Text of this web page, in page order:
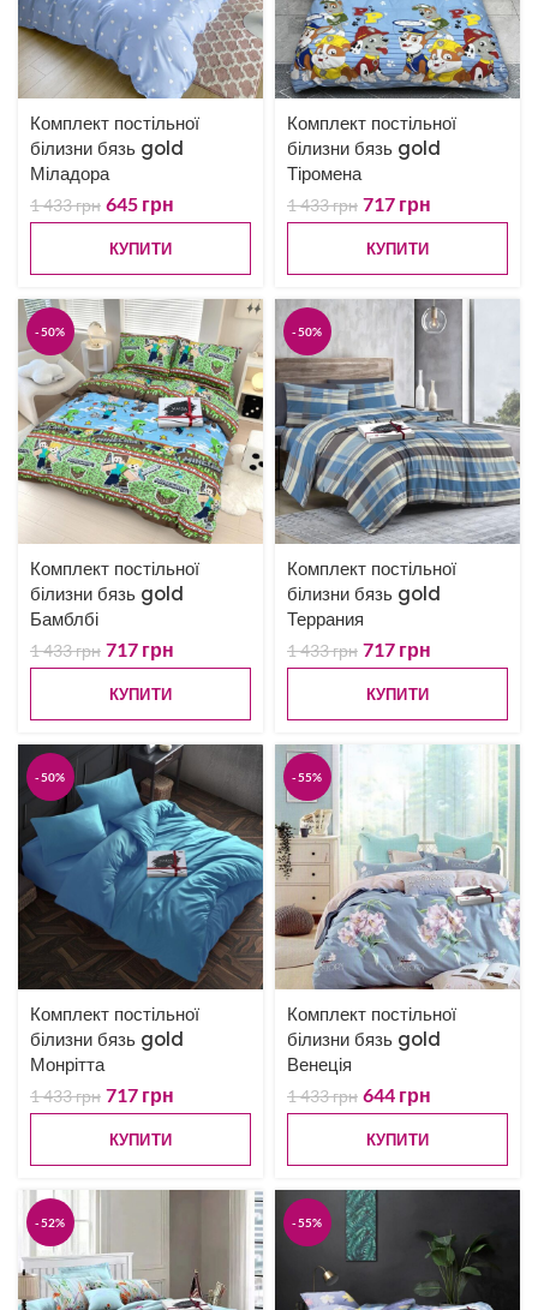
Комплект постільної
білизни бязь gold
Міладора
1 433грн 645 грн
КУПИТИ
Комплект постільної
білизни бязь gold
Тіромена
1 433грн 717 грн
КУПИТИ
-50%
Комплект постільної
білизни бязь gold
Бамблбі
1 433грн 717 грн
КУПИТИ
-50%
Комплект постільної
білизни бязь gold
Террания
1 433грн 717 грн
КУПИТИ
-50%
Комплект постільної
білизни бязь gold
Монрітта
1 433грн 717 грн
КУПИТИ
-55%
Комплект постільної
білизни бязь gold
Венеція
1 433грн 644 грн
КУПИТИ
-52% -55%